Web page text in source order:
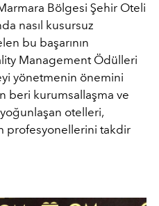
Bölgesi Şehir Oteli
nasıl kusursuz
bu başarının
Management Ödülleri
yönetmenin önemini
beri kurumsallaşma ve
yoğunlaşan otelleri,
profesyonellerini takdir